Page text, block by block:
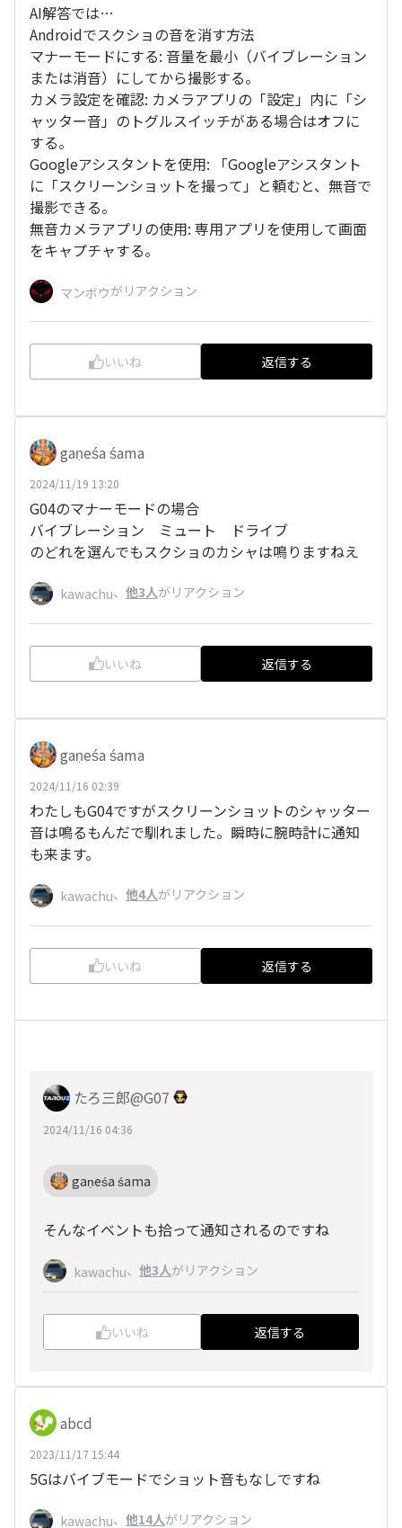
AI解答では…
Androidでスクショの音を消す方法
マナーモードにする: 音量を最小（バイブレーション
または消音）にしてから撮影する。
カメラ設定を確認: カメラアプリの「設定」内に「シ
ャッター音」のトグルスイッチがある場合はオフに
する。
Googleアシスタントを使用: 「Googleアシスタント
に「スクリーンショットを撮って」と頼むと、無音で
撮影できる。
無音カメラアプリの使用: 専用アプリを使用して画面
をキャプチャする。
マンボウがリアクション
いいね 返信する
gaṇeśa śama
2024/11/19 13:20
G04のマナーモードの場合
バイブレーション ミュート ドライブ
のどれを選んでもスクショのカシャは鳴りますねえ
kawachu、 他3人がリアクション
いいね 返信する
gaṇeśa śama
2024/11/16 02:39
わたしもG04ですがスクリーンショットのシャッター
音は鳴るもんだで馴れました。瞬時に腕時計に通知
も来ます。
kawachu、 他4人がリアクション
いいね 返信する
たろ三郎@G07
2024/11/16 04:36
gaṇeśa śama
そんなイベントも拾って通知されるのですね
kawachu、 他3人がリアクション
いいね 返信する
abcd
2023/11/17 15:44
5Gはバイブモードでショット音もなしですね
kawachu、 他14人がリアクション